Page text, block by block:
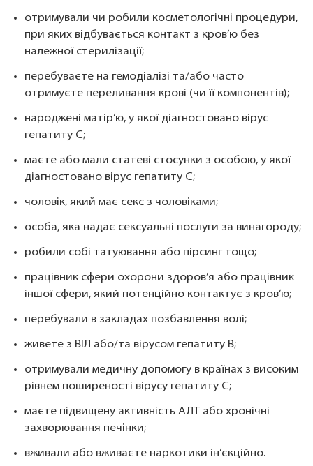
отримували чи робили косметологічні процедури,
при яких відбувається контакт з кров’ю без
належної стерилізації;
перебуваєте на гемодіалізі та/або часто
отримуєте переливання крові (чи її компонентів);
народжені матір’ю, у якої діагностовано вірус
гепатиту С;
маєте або мали статеві стосунки з особою, у якої
діагностовано вірус гепатиту С;
чоловік, який має секс з чоловіками;
особа, яка надає сексуальні послуги за винагороду;
робили собі татуювання або пірсинг тощо;
працівник сфери охорони здоров’я або працівник
іншої сфери, який потенційно контактує з кров’ю;
перебували в закладах позбавлення волі;
живете з ВІЛ або/та вірусом гепатиту В;
отримували медичну допомогу в країнах з високим
рівнем поширеності вірусу гепатиту С;
маєте підвищену активність АЛТ або хронічні
захворювання печінки;
вживали або вживаєте наркотики ін’єкційно.